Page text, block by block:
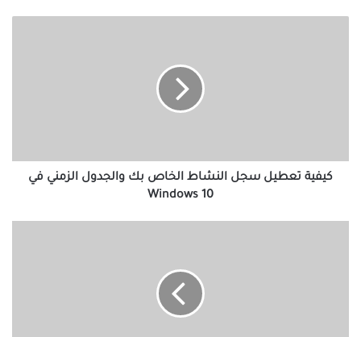
في
Windows
كيفية تعطيل سجل النشاط الخاص بك والجدول الزمني في
Windows 10